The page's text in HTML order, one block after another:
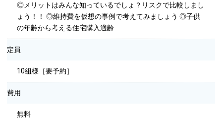
◎メリットはみんな知っているでしょ？リスクで比較しまし
ょう！！ ◎維持費を仮想の事例で考えてみましょう ◎子供
の年齢から考える住宅購入適齢
定員
10組様［要予約］
費用
無料